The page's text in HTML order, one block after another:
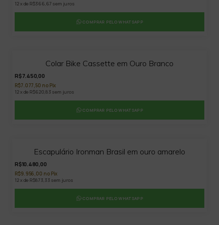
12 x de R$366,67 sem juros
COMPRAR PELO WHATSAPP
OFFColar Bike Cassette em Ouro Branco
R$7.450,00
R$7.077,50 no Pix
12 x de R$620,83 sem juros
COMPRAR PELO WHATSAPP
Escapulário Ironman Brasil em ouro amarelo
R$10.480,00
R$9.956,00 no Pix
12 x de R$873,33 sem juros
COMPRAR PELO WHATSAPP